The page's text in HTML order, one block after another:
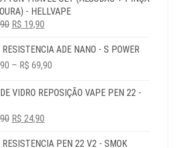
- HELLVAPE
O
ORIGINAL
ERA:
R$ 19,90
ATUAL
É:
ADE NANO - S POWER
– R$ 69,90
R$ 19,90
THROUGH
VIDRO REPOSIÇÃO VAPE PEN 22 -
O
ORIGINAL
R$ 24,90
ATUALPEN 22 V2 - SMOK